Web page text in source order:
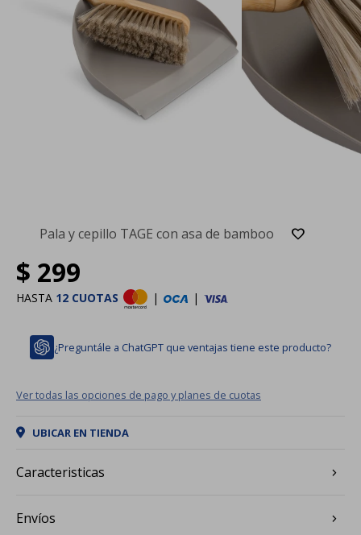
Pala y cepillo TAGE con asa de bamboo
$ 299
HASTA 12 CUOTAS | |
¿Preguntále a ChatGPT que ventajas tiene este producto?
Ver todas las opciones de pago y planes de cuotas
UBICAR EN TIENDA
Caracteristicas
Envíos